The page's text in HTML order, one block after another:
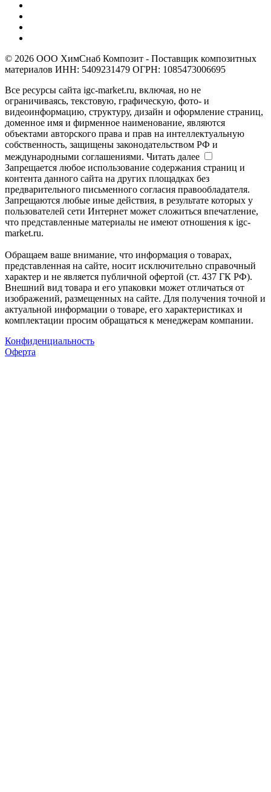
© 2026 ООО ХимСнаб Композит - Поставщик композитных
материалов ИНН: 5409231479 ОГРН: 1085473006695
Все ресурсы сайта igc-market.ru, включая, но не
ограничиваясь, текстовую, графическую, фото- и
видеоинформацию, структуру, дизайн и оформление страниц,
доменное имя и фирменное наименование, являются
объектами авторского права и прав на интеллектуальную
собственность, защищены законодательством РФ и
международными соглашениями. Читать далее
Запрещается любое использование содержания страниц и
контента данного сайта на других площадках без
предварительного письменного согласия правообладателя.
Запрещаются любые иные действия, в результате которых у
пользователей сети Интернет может сложиться впечатление,
что представленные материалы не имеют отношения к igc-
market.ru.
Обращаем ваше внимание, что информация о товарах,
представленная на сайте, носит исключительно справочный
характер и не является публичной офертой (ст. 437 ГК РФ).
Внешний вид товара и его упаковки может отличаться от
изображений, размещенных на сайте. Для получения точной и
актуальной информации о товаре, его характеристиках и
комплектации просим обращаться к менеджерам компании.
Конфиденциальность
Оферта